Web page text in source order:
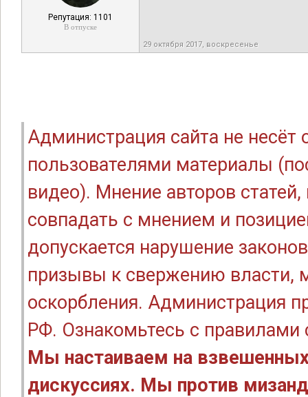
Репутация: 1101
В отпуске
29 октября 2017, воскресенье
Администрация сайта не
пользователями материалы
видео). Мнение авторов
совпадать с мнением и
допускается нарушение
призывы к свержению власти,
оскорбления. Администрация
РФ. Ознакомьтесь с правилами
Мы настаиваем на
дискуссиях. Мы против